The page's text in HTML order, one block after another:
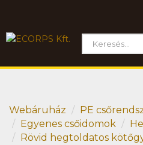
Webáruház
PE
Egyenes csőidomok
Rövid hegtoldatos